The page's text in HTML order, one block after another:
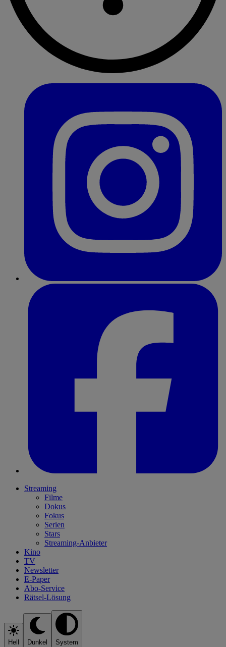
Streaming
Filme
Dokus
Fokus
Serien
Stars
Streaming-Anbieter
Kino
TV
Newsletter
E-Paper
Abo-Service
Rätsel-Lösung
Hell Dunkel System